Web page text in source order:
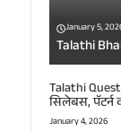
January 5,
Talathi
Talathi
सिलेबस, पॅटर्न
January 4, 2026